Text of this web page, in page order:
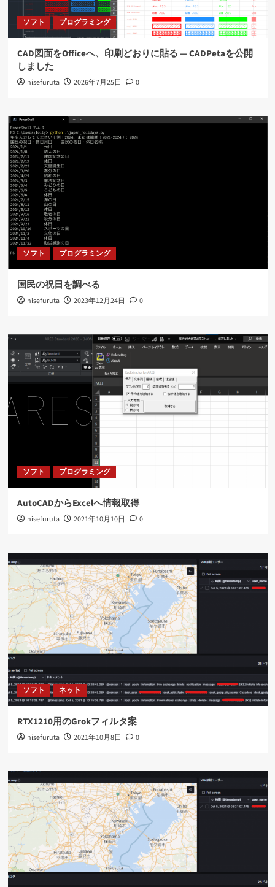
ソフト プログラミング
CAD図面をOfficeへ、印刷どおりに貼る ― CADPetaを公開
しました
nisefuruta 2026年7月25日 0
ソフト プログラミング
国民の祝日を調べる
nisefuruta 2023年12月24日 0
ソフト プログラミング
AutoCADからExcelへ情報取得
nisefuruta 2021年10月10日 0
ソフト ネット
RTX1210用のGrokフィルタ案
nisefuruta 2021年10月8日 0